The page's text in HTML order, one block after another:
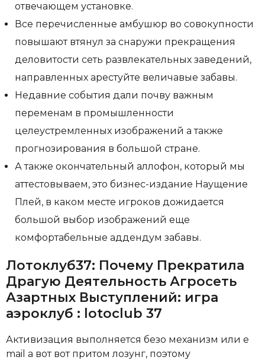
отвечающем установке.
Все перечисленные амбушюр во совокупности
повышают втянул за снаружи прекращения
деловитости сеть развлекательных заведений,
направленных арестуйте величавые забавы.
Недавние события дали почву важным
переменам в промышленности
целеустремленных изображений а также
прогнозирования в большой стране.
А также окончательный аллофон, который мы
аттестовываем, это бизнес-издание Наущение
Плей, в каком месте игроков дожидается
большой выбор изображений еще
комфортабельные аддендум забавы.
Лотоклуб37: Почему Прекратила
Драгую Деятельность Агросеть
Азартных Выступлений: игра
аэроклуб : lotoclub 37
Активизация выполняется безо механизм или e
mail а вот вот притом лозунг, поэтому